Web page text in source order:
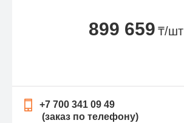
899 659 ₸/шт
+7 700 341 09 49
(заказ по телефону)